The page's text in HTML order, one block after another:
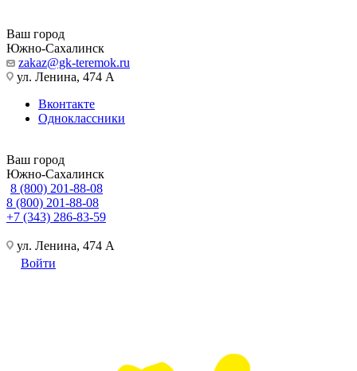
Ваш город
Южно-Сахалинск
zakaz@gk-teremok.ru
ул. Ленина, 474 А
Вконтакте
Одноклассники
Ваш город
Южно-Сахалинск
8 (800) 201-88-08
8 (800) 201-88-08
+7 (343) 286-83-59
ул. Ленина, 474 А
Войти